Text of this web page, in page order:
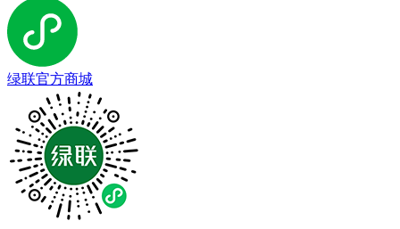
绿联官方商城